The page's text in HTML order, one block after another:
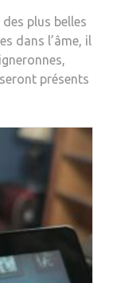
plus belles
dans l’âme, il
présents